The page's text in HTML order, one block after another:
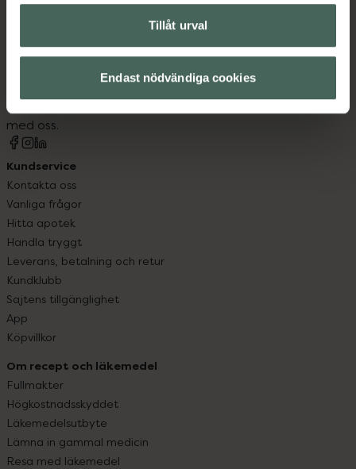
Tillåt urval
Endast nödvändiga cookies
Kronans Apotek finns här för dig. Du hittar oss från Skåne i
datorn. Oavsett vem du är så är det vårt uppdrag att
hjälpa just dig att må lite bättre. Välkommen att prata
med oss.
Kundservice
Kontakta oss
Vanliga frågor
Hitta apotek
Handla tryggt
Leverans, betalning och retur
Kundklubb
Sajtens tillgänglighet
App
Köpvillkor
Om recept och läkemedel
Fullmakter
Högkostnadsskyddet
Läkemedelsutbyte
Lämna in gammal medicin
Resa med läkemedel